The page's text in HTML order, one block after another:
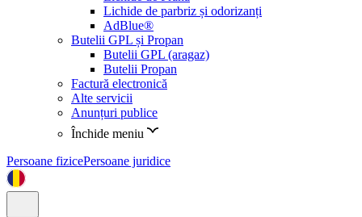
Lichide de parbriz și odorizanți
AdBlue®
Butelii GPL și Propan
Butelii GPL (aragaz)
Butelii Propan
Factură electronică
Alte servicii
Anunțuri publice
Închide meniu
Persoane fizicePersoane juridice